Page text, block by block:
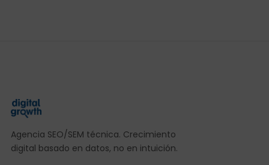
Agencia SEO/SEM técnica. Crecimiento
digital basado en datos, no en intuición.